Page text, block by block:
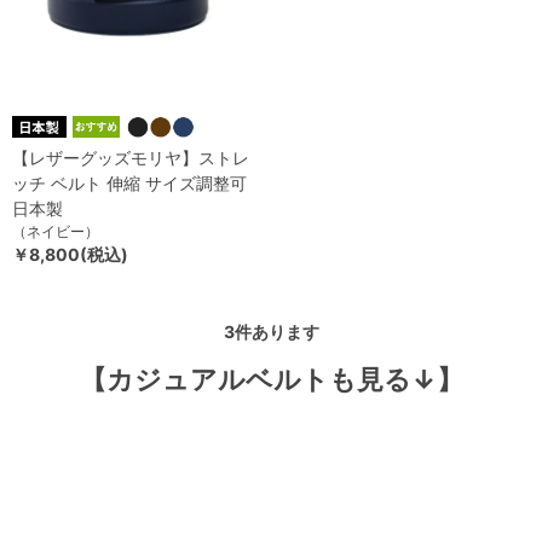
【レザーグッズモリヤ】ストレ
ッチ ベルト 伸縮 サイズ調整可
日本製
（ネイビー）
￥8,800(税込)
3件あります
【カジュアルベルトも見る↓】